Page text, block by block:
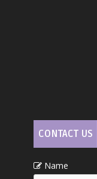
CONTACT US
Name